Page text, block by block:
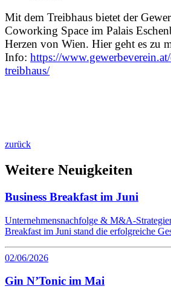
Mit dem Treibhaus bietet der
Coworking Space im Palais
Herzen von Wien. Hier geht es zu
Info: https://
treibhaus/
zurück
Weitere Neuigkeiten
Business Breakfast im Juni
Unternehmensnachfolge & M&A-
Breakfast im Juni stand die erfolgreiche
02/06/2026
Gin N’Tonic im Mai